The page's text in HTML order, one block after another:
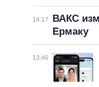
14:17
ВАКС
Ермаку
13:46